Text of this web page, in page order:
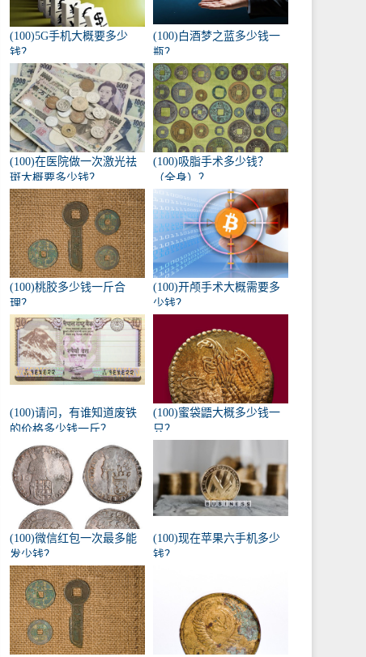
(100)5G手机大概要多少
钱？
(100)白酒梦之蓝多少钱一
瓶？
(100)在医院做一次激光祛
斑大概要多少钱？
(100)吸脂手术多少钱？
（全身）？
(100)桃胶多少钱一斤合
理？
(100)开颅手术大概需要多
少钱？
(100)请问，有谁知道废铁
的价格多少钱一斤？
(100)蜜袋鼯大概多少钱一
只？
(100)微信红包一次最多能
发少钱？
(100)现在苹果六手机多少
钱？